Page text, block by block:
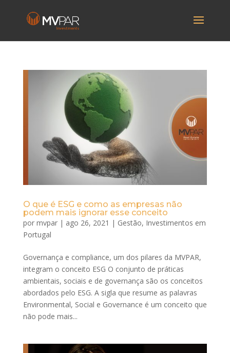
O que é ESG e como as empresas não
podem mais ignorar esse conceito
por mvpar| ago 26, 2021 | Gestão, Investimentos em
Portugal
Governança e compliance, um dos pilares da MVPAR,
integram o conceito ESG O conjunto de práticas
ambientais, sociais e de governança são os conceitos
abordados pelo ESG. A sigla que resume as palavras
Environmental, Social e Governance é um conceito que
não pode mais...